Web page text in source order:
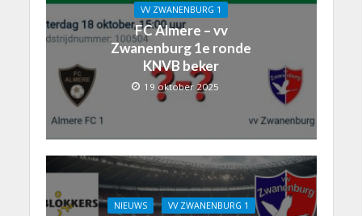
VV ZWANENBURG 1
FC Almere – vv
Zwanenburg 1e ronde
KNVB beker
19 oktober 2025
NIEUWS VV ZWANENBURG 1